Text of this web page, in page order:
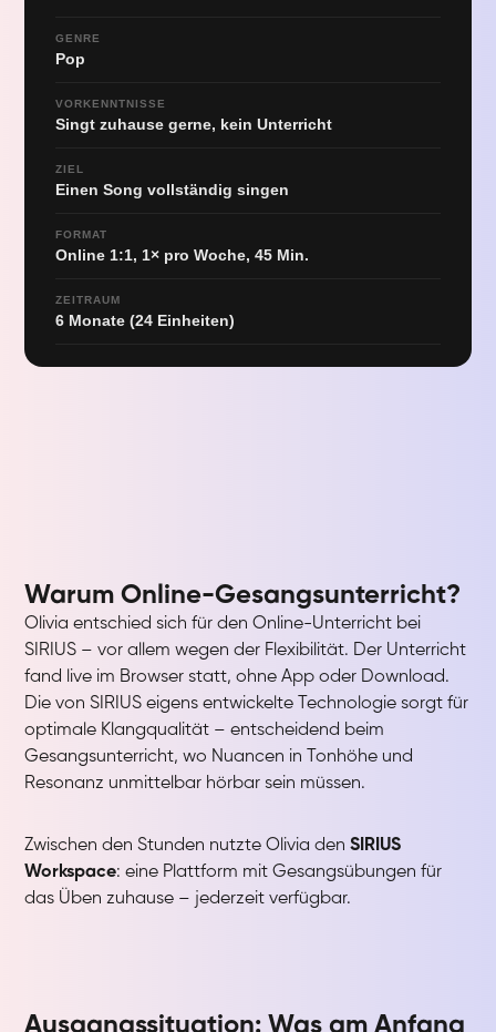
GENRE
Pop
VORKENNTNISSE
Singt zuhause gerne, kein Unterricht
ZIEL
Einen Song vollständig singen
FORMAT
Online 1:1, 1× pro Woche, 45 Min.
ZEITRAUM
6 Monate (24 Einheiten)
Warum Online-Gesangsunterricht?
Olivia entschied sich für den Online-Unterricht bei
SIRIUS – vor allem wegen der Flexibilität. Der Unterricht
fand live im Browser statt, ohne App oder Download.
Die von SIRIUS eigens entwickelte Technologie sorgt für
optimale Klangqualität – entscheidend beim
Gesangsunterricht, wo Nuancen in Tonhöhe und
Resonanz unmittelbar hörbar sein müssen.
Zwischen den Stunden nutzte Olivia denSIRIUS
Workspace: eine Plattform mit Gesangsübungen für
das Üben zuhause – jederzeit verfügbar.
Ausgangssituation: Was am Anfang